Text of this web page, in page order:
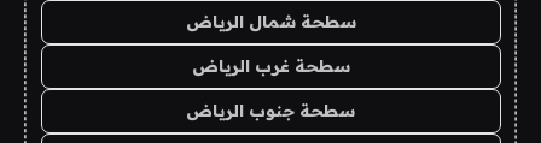
سطحة شمال الرياض
سطحة غرب الرياض
سطحة جنوب الرياض